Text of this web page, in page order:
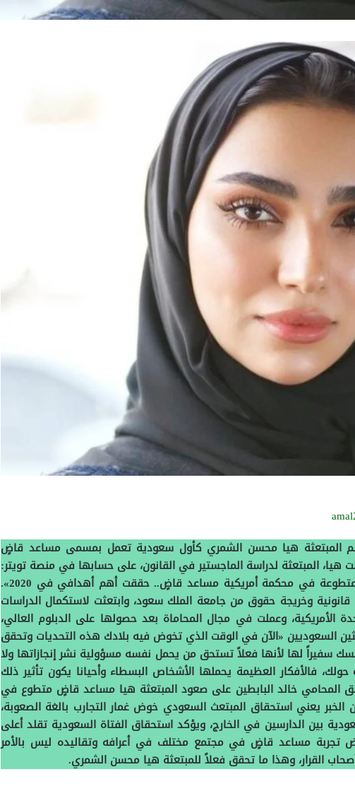
المبتعثة هيا محسن الشمري كأول سعودية تعمل بمسمى مساعد قاضٍ
المبتعثة لدراسة الماجستير في القانون، على حسابها في منصة تويتر:
«تم قبولي في التدريب للعمل كمتطوعة في محكمة أمريكية مساعد قاضٍ.. حققت أهم أهدافي في 2020».
وخريجة حقوق من جامعة الملك سعود، وابتعثت لاستكمال الدراسات
الأمريكية، وعملت في مجال المحاماة بعد حصولها على الدبلوم العالي،
السعوديين «الآن في الوقت الذي تخوض فيه بلادك هذه التحديات وتحقق
سفيراً لها لأنها فعلاً تستحق من يحمل نفسه مسؤولية نشر إنجازاتها ولا
فالأفكار العظيمة يحملها الأشخاص البسطاء وأحيانا يكون تأثير ذلك
المحامي خالد البابطين على صعود المبتعثة هيا مساعد قاضٍ متطوع في
الخبر يعني استحقاق المبتعث السعودي خوض غمار التجارب بالغة الصعوبة،
بين الدارسين في الخارج، ويؤكد استحقاق الفتاة السعودية تقلد أعلى
مساعد قاضٍ في مجتمع مختلف في أعرافه وتقاليده ليس بالأمر
القرار، وهذا ما تحقق فعلاً للمبتعثة هيا محسن الشمري.